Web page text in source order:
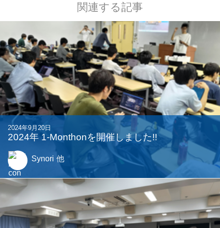
関連する記事
2024年9月20日
2024年 1-Monthonを開催しました!!
Synori 他